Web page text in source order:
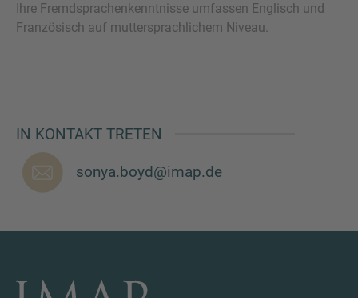
Ihre Fremdsprachenkenntnisse umfassen Englisch und
Französisch auf muttersprachlichem Niveau.
IN KONTAKT TRETEN
sonya.boyd@imap.de
SPRECHEN SIE UNS AN
Hiermit bestätige ich, dass ich die
Anfrage senden